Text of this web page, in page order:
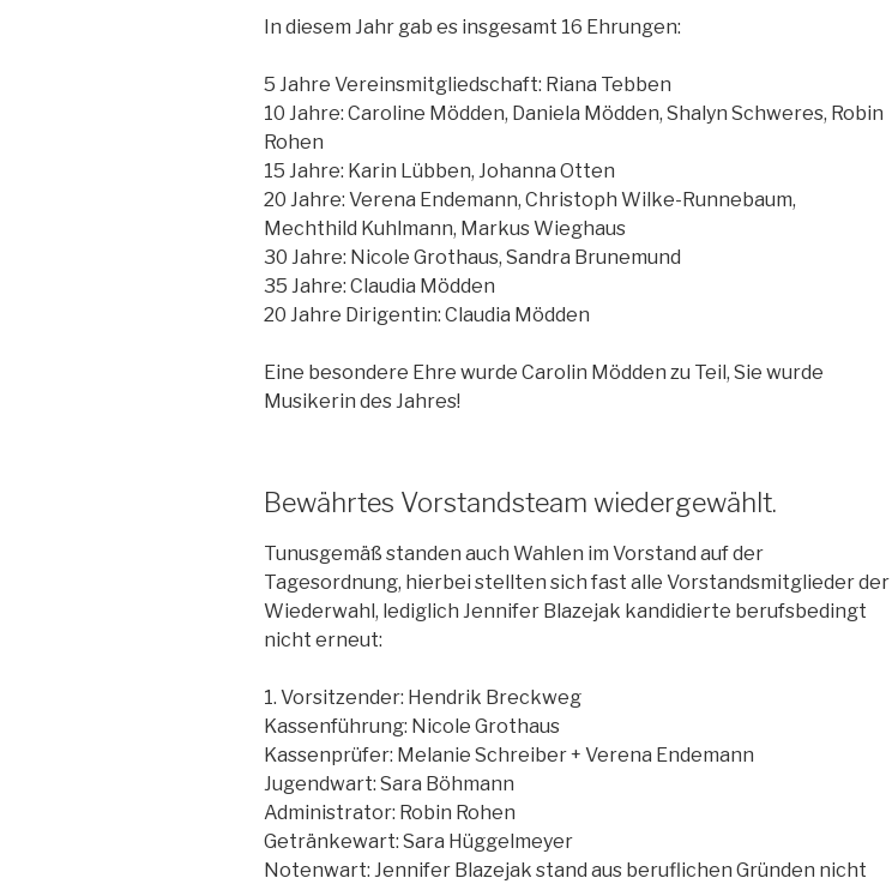
In diesem Jahr gab es insgesamt 16 Ehrungen:
5 Jahre Vereinsmitgliedschaft: Riana Tebben
10 Jahre: Caroline Mödden, Daniela Mödden, Shalyn Schweres, Robin
Rohen
15 Jahre: Karin Lübben, Johanna Otten
20 Jahre: Verena Endemann, Christoph Wilke-Runnebaum,
Mechthild Kuhlmann, Markus Wieghaus
30 Jahre: Nicole Grothaus, Sandra Brunemund
35 Jahre: Claudia Mödden
20 Jahre Dirigentin: Claudia Mödden
Eine besondere Ehre wurde Carolin Mödden zu Teil, Sie wurde
Musikerin des Jahres!
Bewährtes Vorstandsteam wiedergewählt.
Tunusgemäß standen auch Wahlen im Vorstand auf der
Tagesordnung, hierbei stellten sich fast alle Vorstandsmitglieder der
Wiederwahl, lediglich Jennifer Blazejak kandidierte berufsbedingt
nicht erneut:
1. Vorsitzender: Hendrik Breckweg
Kassenführung: Nicole Grothaus
Kassenprüfer: Melanie Schreiber + Verena Endemann
Jugendwart: Sara Böhmann
Administrator: Robin Rohen
Getränkewart: Sara Hüggelmeyer
Notenwart: Jennifer Blazejak stand aus beruflichen Gründen nicht